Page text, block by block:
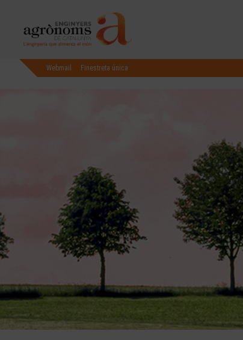
Webmail Finestreta única